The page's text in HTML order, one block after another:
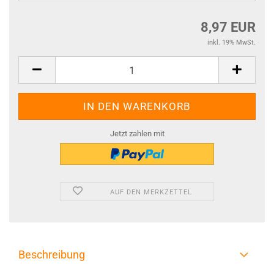
8,97 EUR
inkl. 19% MwSt.
Jetzt zahlen mit
AUF DEN MERKZETTEL
Beschreibung